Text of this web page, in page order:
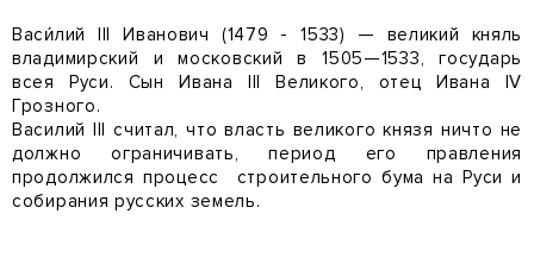
Васи́лий III Иванович (1479 - 1533) — великий княль
владимирский и московский в 1505—1533, государь
всея Руси. Сын Ивана III Великого, отец Ивана IV
Грозного.
Василий III считал, что власть великого князя ничто не
должно ограничивать, период его правления
продолжился процесс строительного бума на Руси и
собирания русских земель.